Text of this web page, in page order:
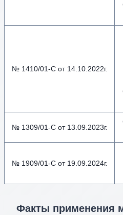
№ 1410/01-С от 14.10.2022г.
№ 1309/01-С от 13.09.2023г.
№ 1909/01-С от 19.09.2024г.
Факты применения